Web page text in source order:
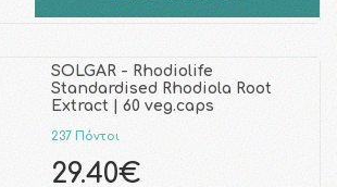
SOLGAR - Rhodiolife
Standardised Rhodiola Root
Extract | 60 veg.caps
237 Πόντοι
29.40€